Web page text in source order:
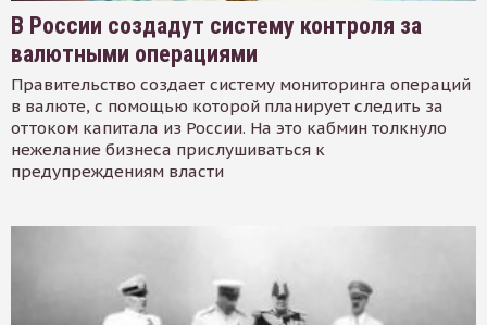
В России создадут систему контроля за
валютными операциями
Правительство создает систему мониторинга операций
в валюте, с помощью которой планирует следить за
оттоком капитала из России. На это кабмин толкнуло
нежелание бизнеса прислушиваться к
предупреждениям власти